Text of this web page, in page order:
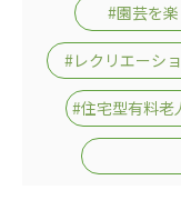
#園芸を
#レクリエーシ
#住宅型有料老